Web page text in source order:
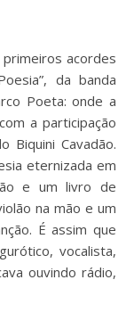
da banda
Poeta: onde a
a participação
Biquini Cavadão.
eternizada em
e um livro de
na mão e um
É assim que
vocalista,
ouvindo rádio,